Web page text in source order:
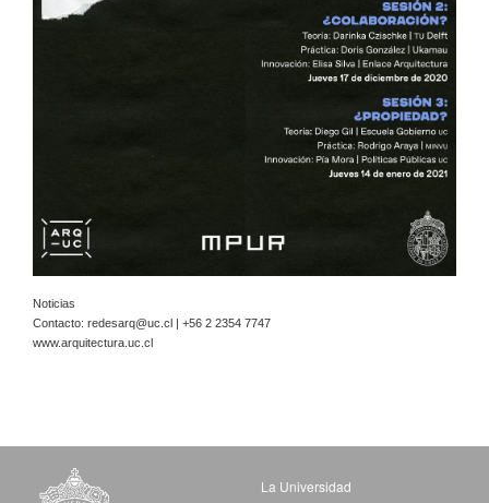
Noticias
Contacto: redesarq@uc.cl | +56 2 2354 7747
www.arquitectura.uc.cl
La Universidad